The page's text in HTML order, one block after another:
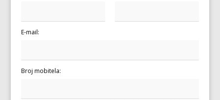
E-mail:
Broj mobitela: